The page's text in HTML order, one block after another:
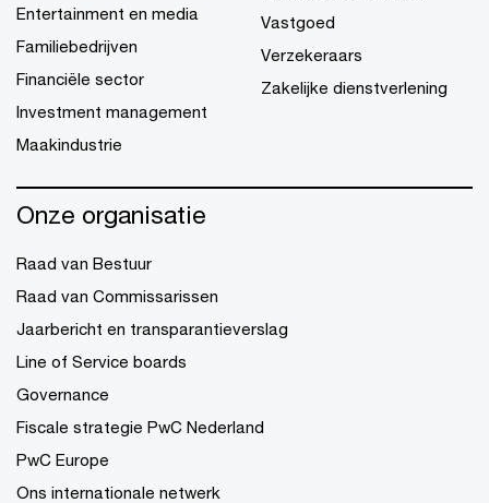
Entertainment en media
Familiebedrijven
Financiële sector
Investment management
Maakindustrie
Vastgoed
Verzekeraars
Zakelijke dienstverlening
Onze organisatie
Raad van Bestuur
Raad van Commissarissen
Jaarbericht en transparantieverslag
Line of Service boards
Governance
Fiscale strategie PwC Nederland
PwC Europe
Ons internationale netwerk